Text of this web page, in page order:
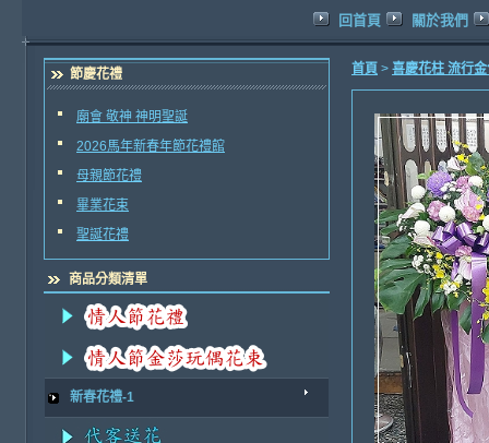
回首頁 關於我們
節慶花禮
廟會 敬神 神明聖誕
2026馬年新春年節花禮館
母親節花禮
畢業花束
聖誕花禮
商品分類清單
新春花禮-1
首頁 > 喜慶花柱 流行